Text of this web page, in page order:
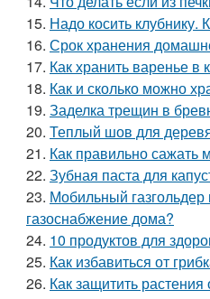
15. Надо косить клубнику.
16. Срок хранения
17. Как хранить варенье в
18. Как и сколько можно
19. Заделка трещин в
20. Теплый шов для
21. Как правильно
22. Зубная паста для
23. Мобильный газгольдер
газоснабжение дома?
24. 10 продуктов для
25. Как избавиться от
26. Как защитить